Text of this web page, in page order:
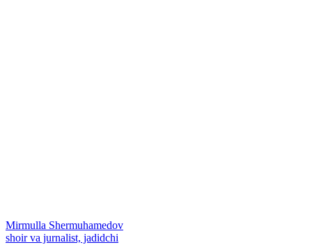
Mirmulla Shermuhamedov
shoir va jurnalist, jadidchi